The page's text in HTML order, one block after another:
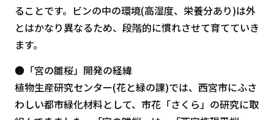
ることです。ビンの中の環境(高湿度、栄養分あり)は外
とはかなり異なるため、段階的に慣れさせて育てていき
ます。
●「宮の雛桜」開発の経緯
植物生産研究センター(花と緑の課)では、西宮市にふさ
わしい都市緑化材料として、市花「さくら」の研究に取